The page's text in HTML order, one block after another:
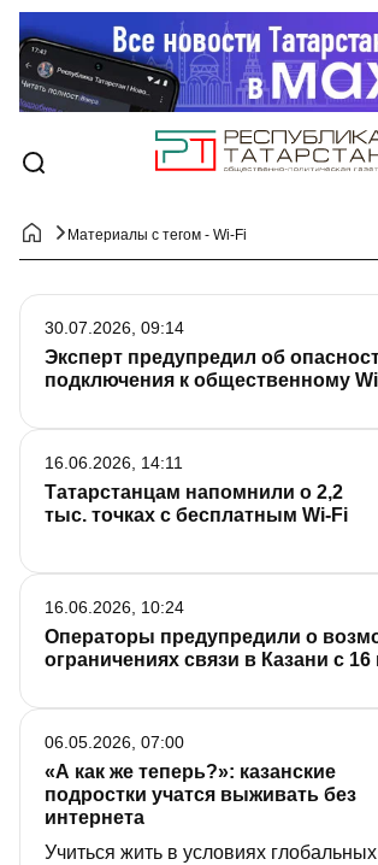
Материалы с тегом - Wi-Fi
Эксперт предупредил об
подключения к общественному
30.07.2026, 09:14
Татарстанцам напомнили о 2,2
тыс. точках с бесплатным Wi-Fi
16.06.2026, 14:11
Операторы предупредили о
ограничениях связи в Казани с
16.06.2026, 10:24
«А как же теперь?»: казанские
подростки учатся выживать без
интернета
Учиться жить в условиях
06.05.2026, 07:00